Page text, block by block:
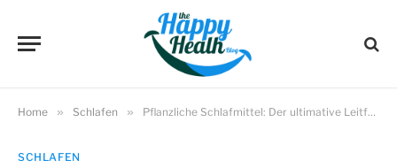
Home » Schlafen » Pflanzliche Schlafmittel: Der ultimative Leitfaden für einen erholsamen Schlaf
SCHLAFEN